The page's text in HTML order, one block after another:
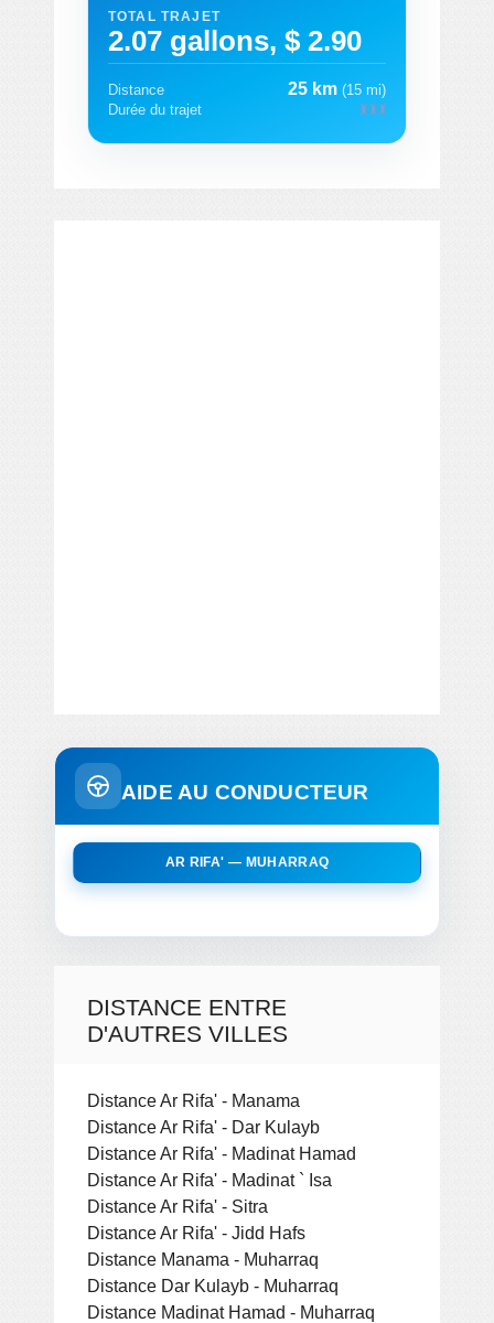
TOTAL TRAJET
2.07 gallons, $ 2.90
Distance 25 km (15 mi)
Durée du trajet
AIDE AU CONDUCTEUR
AR RIFA' — MUHARRAQ
DISTANCE ENTRE
D'AUTRES VILLES
Distance Ar Rifa' - Manama
Distance Ar Rifa' - Dar Kulayb
Distance Ar Rifa' - Madinat Hamad
Distance Ar Rifa' - Madinat ` Isa
Distance Ar Rifa' - Sitra
Distance Ar Rifa' - Jidd Hafs
Distance Manama - Muharraq
Distance Dar Kulayb - Muharraq
Distance Madinat Hamad - Muharraq